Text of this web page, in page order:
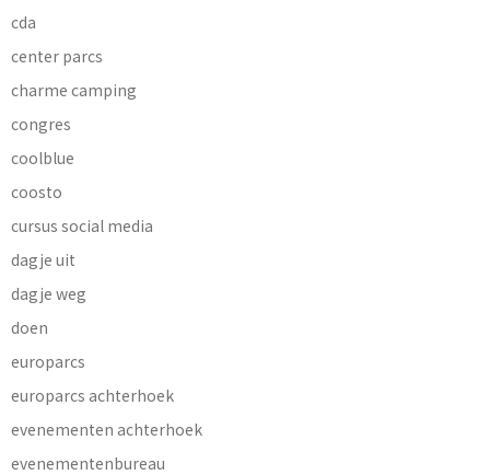
cda
center parcs
charme camping
congres
coolblue
coosto
cursus social media
dagje uit
dagje weg
doen
europarcs
europarcs achterhoek
evenementen achterhoek
evenementenbureau